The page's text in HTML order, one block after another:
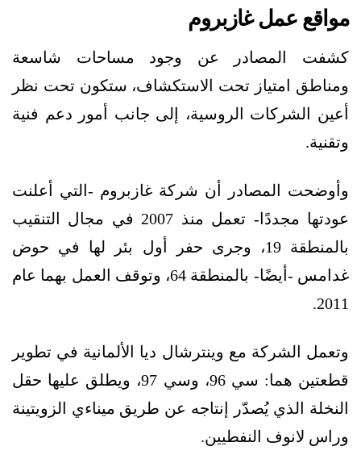
مواقع عمل غازبروم
كشفت المصادر عن وجود مساحات شاسعة
ومناطق امتياز تحت الاستكشاف، ستكون تحت نظر
أعين الشركات الروسية، إلى جانب أمور دعم فنية
وتقنية.
وأوضحت المصادر أن شركة غازبروم -التي أعلنت
عودتها مجددًا- تعمل منذ 2007 في مجال التنقيب
بالمنطقة 19، وجرى حفر أول بئر لها في حوض
غدامس -أيضًا- بالمنطقة 64، وتوقف العمل بهما عام
2011.
وتعمل الشركة مع وينترشال ديا الألمانية في تطوير
قطعتين هما: سي 96، وسي 97، ويطلق عليها حقل
النخلة الذي يُصدّر إنتاجه عن طريق ميناءي الزويتينة
وراس لانوف النفطيين.